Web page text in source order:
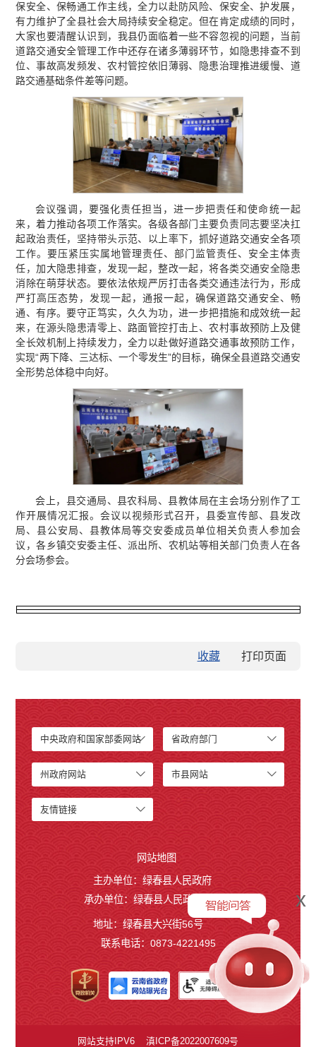
保安全、保畅通工作主线，全力以赴防风险、保安全、护发展，
有力维护了全县社会大局持续安全稳定。但在肯定成绩的同时，
大家也要清醒认识到，我县仍面临着一些不容忽视的问题，当前
道路交通安全管理工作中还存在诸多薄弱环节，如隐患排查不到
位、事故高发频发、农村管控依旧薄弱、隐患治理推进缓慢、道
路交通基础条件差等问题。
会议强调，要强化责任担当，进一步把责任和使命统一起
来，着力推动各项工作落实。各级各部门主要负责同志要坚决扛
起政治责任，坚持带头示范、以上率下，抓好道路交通安全各项
工作。要压紧压实属地管理责任、部门监管责任、安全主体责
任，加大隐患排查，发现一起，整改一起，将各类交通安全隐患
消除在萌芽状态。要依法依规严厉打击各类交通违法行为，形成
严打高压态势，发现一起，通报一起，确保道路交通安全、畅
通、有序。要守正笃实，久久为功，进一步把措施和成效统一起
来，在源头隐患清零上、路面管控打击上、农村事故预防上及健
全长效机制上持续发力，全力以赴做好道路交通事故预防工作，
实现“两下降、三达标、一个零发生”的目标，确保全县道路交通安
全形势总体稳中向好。
会上，县交通局、县农科局、县教体局在主会场分别作了工
作开展情况汇报。会议以视频形式召开，县委宣传部、县发改
局、县公安局、县教体局等交安委成员单位相关负责人参加会
议，各乡镇交安委主任、派出所、农机站等相关部门负责人在各
分会场参会。
收藏
中央政府和国家部委网站 省政府部门
州政府网站 市县网站
友情链接
x
网站地图
主办单位：绿春县人民政府
承办单位：绿春县人民政府办公室
地址：绿春县大兴街56号
联系电话：0873-4221495
网站支持IPV6 滇ICP备2022007609号